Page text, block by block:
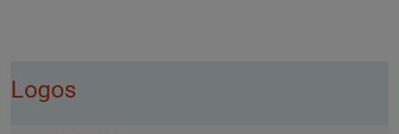
Logos